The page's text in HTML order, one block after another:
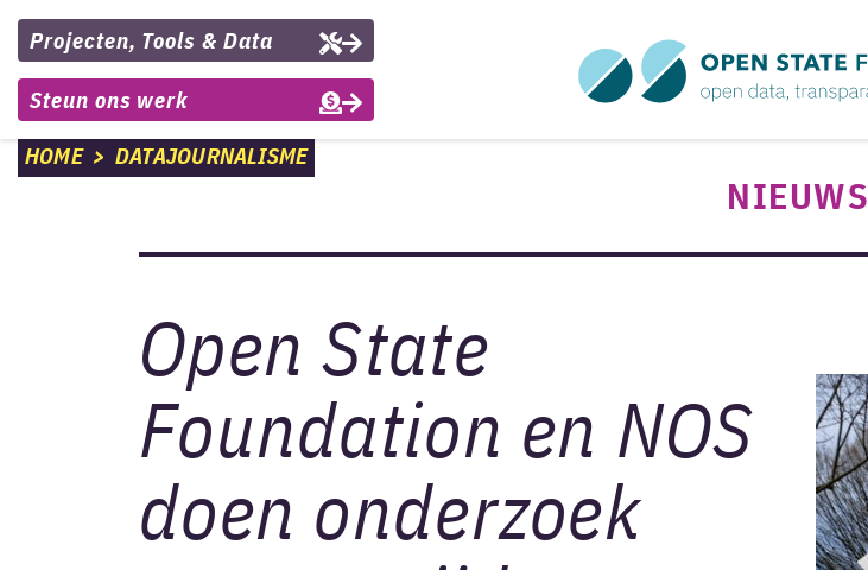
Projecten, Tools & Data
Steun ons werk
HOME> DATAJOURNALISME
NIEUWS
Open State
Foundation en NOS
doen onderzoek